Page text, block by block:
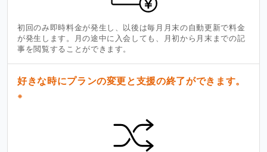
初回のみ即時料金が発生し、以後は毎月月末の自動更新で料金
が発生します。月の途中に入会しても、月初から月末までの記
事を閲覧することができます。
好きな時にプランの変更と支援の終了ができます。
※